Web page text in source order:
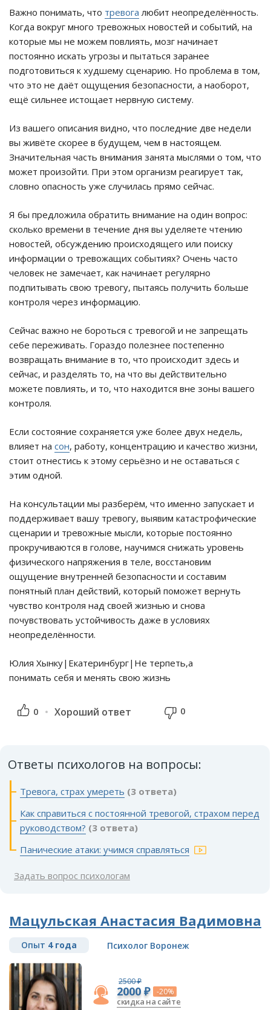
Важно понимать, что тревога любит неопределённость.
Когда вокруг много тревожных новостей и событий, на
которые мы не можем повлиять, мозг начинает
постоянно искать угрозы и пытаться заранее
подготовиться к худшему сценарию. Но проблема в том,
что это не даёт ощущения безопасности, а наоборот,
ещё сильнее истощает нервную систему.
Из вашего описания видно, что последние две недели
вы живёте скорее в будущем, чем в настоящем.
Значительная часть внимания занята мыслями о том, что
может произойти. При этом организм реагирует так,
словно опасность уже случилась прямо сейчас.
Я бы предложила обратить внимание на один вопрос:
сколько времени в течение дня вы уделяете чтению
новостей, обсуждению происходящего или поиску
информации о тревожащих событиях? Очень часто
человек не замечает, как начинает регулярно
подпитывать свою тревогу, пытаясь получить больше
контроля через информацию.
Сейчас важно не бороться с тревогой и не запрещать
себе переживать. Гораздо полезнее постепенно
возвращать внимание в то, что происходит здесь и
сейчас, и разделять то, на что вы действительно
можете повлиять, и то, что находится вне зоны вашего
контроля.
Если состояние сохраняется уже более двух недель,
влияет на сон, работу, концентрацию и качество жизни,
стоит отнестись к этому серьёзно и не оставаться с
этим одной.
На консультации мы разберём, что именно запускает и
поддерживает вашу тревогу, выявим катастрофические
сценарии и тревожные мысли, которые постоянно
прокручиваются в голове, научимся снижать уровень
физического напряжения в теле, восстановим
ощущение внутренней безопасности и составим
понятный план действий, который поможет вернуть
чувство контроля над своей жизнью и снова
почувствовать устойчивость даже в условиях
неопределённости.
Юлия Хынку|Екатеринбург|Не терпеть,а
понимать себя и менять свою жизнь
0 Хороший ответ 0
Ответы психологов на вопросы:
Тревога, страх умереть (3 ответа)
Как справиться с постоянной тревогой, страхом перед
руководством? (3 ответа)
Панические атаки: учимся справляться
Задать вопрос психологам
Мацульская Анастасия Вадимовна
Опыт 4 года Психолог Воронеж
2500 ₽
2000 ₽ -20%
скидка на сайте